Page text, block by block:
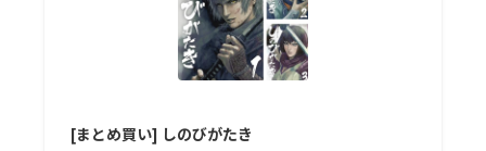
[まとめ買い] しのびがたき